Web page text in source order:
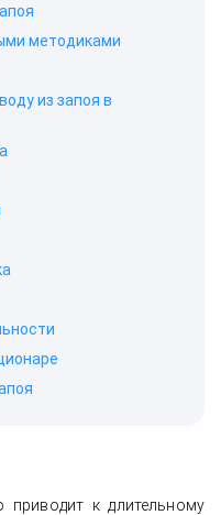
методиками
из запоя в
приводит к длительному